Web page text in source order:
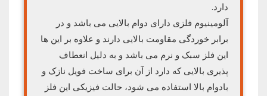
دارد.
آلومینیوم فلزی دارای دوام بالایی می باشد و در
برابر خوردگی مقاومت بالایی دارند و علاوه بر این ها
این فلز سبک و نرم می باشد و به دلیل انعطاف
پذیری بالایی که دارد از آن برای ساخت فویل نازک و
بادوام بالا استفاده می شود، حالت فیزیکی این فلز